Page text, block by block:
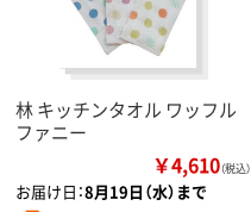
林 キッチンタオル ワッフル
ファニー
￥4,610（税込）
お届け日：8月19日（水）まで